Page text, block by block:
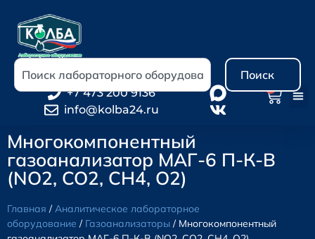
Поиск
+7 473 200 9136
info@kolba24.ru
Многокомпонентный
газоанализатор МАГ-6 П-К-В
(NO2, CO2, CH4, O2)
Главная /Аналитическое лабораторное
оборудование / Газоанализаторы / Многокомпонентный